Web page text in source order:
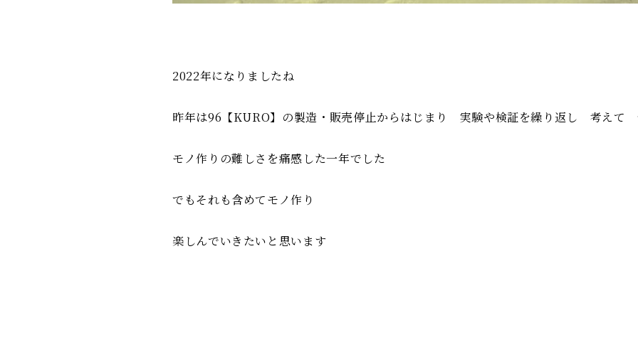
2022年になりましたね
昨年は96【KURO】の製造・販売停止からはじまり 実験や検証を繰り返し 考えて
モノ作りの難しさを痛感した一年でした
でもそれも含めてモノ作り
楽しんでいきたいと思います